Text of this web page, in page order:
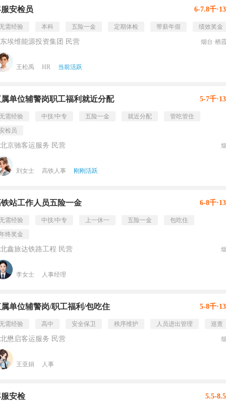
安检员 6-7.8千
需经验 本科 五险一金 定期体检 带薪年假 绩效奖金
埃维能源投资集团 民营 烟台·栖
王松禹 HR 当前活跃
单位辅警岗职工福利就近分配 5-7千
需经验 中技/中专 五险一金 就近分配
管吃管住
检员
京驰客运服务 民营
刘女士 高铁人事 刚刚活跃
站工作人员五险一金 6-8千
需经验 中技/中专 上一休一 五险一金
包吃住
终奖金
鑫旅达铁路工程 民营
李女士 人事经理
单位辅警岗/职工福利/包吃住 5-8千
需经验 高中 安全保卫 秩序维护 人员进出管理 巡查
懋启客运服务 民营
王亚娟 人事
安检 5.5-